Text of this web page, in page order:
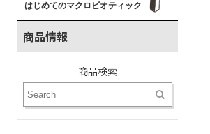
はじめてのマクロビオティック
商品情報
商品検索